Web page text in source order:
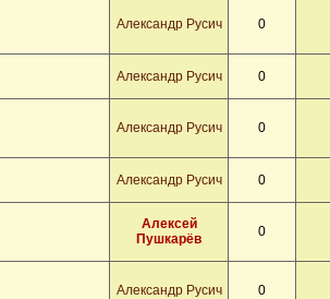
Александр Русич 0
Александр Русич 0
Александр Русич 0
Александр Русич 0
Алексей
Пушкарёв
0
Александр Русич 0